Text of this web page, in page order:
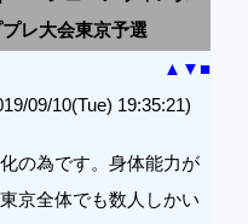
レ大会東京予選
▲ ▼■
09/10(Tue) 19:35:21)
の為です。身体能力が
京全体でも数人しかい